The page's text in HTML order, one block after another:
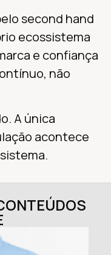
second hand
ecossistema
e confiança
não
A única
acontece